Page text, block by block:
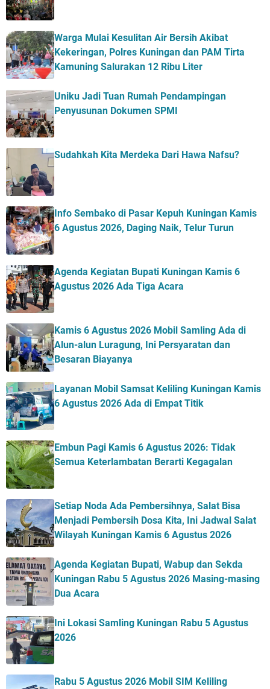
Warga Mulai Kesulitan Air Bersih Akibat
Kekeringan, Polres Kuningan dan PAM Tirta
Kamuning Salurakan 12 Ribu Liter
Uniku Jadi Tuan Rumah Pendampingan
Penyusunan Dokumen SPMI
Sudahkah Kita Merdeka Dari Hawa Nafsu?
Info Sembako di Pasar Kepuh Kuningan Kamis
6 Agustus 2026, Daging Naik, Telur Turun
Agenda Kegiatan Bupati Kuningan Kamis 6
Agustus 2026 Ada Tiga Acara
Kamis 6 Agustus 2026 Mobil Samling Ada di
Alun-alun Luragung, Ini Persyaratan dan
Besaran Biayanya
Layanan Mobil Samsat Keliling Kuningan Kamis
6 Agustus 2026 Ada di Empat Titik
Embun Pagi Kamis 6 Agustus 2026: Tidak
Semua Keterlambatan Berarti Kegagalan
Setiap Noda Ada Pembersihnya, Salat Bisa
Menjadi Pembersih Dosa Kita, Ini Jadwal Salat
Wilayah Kuningan Kamis 6 Agustus 2026
Agenda Kegiatan Bupati, Wabup dan Sekda
Kuningan Rabu 5 Agustus 2026 Masing-masing
Dua Acara
Ini Lokasi Samling Kuningan Rabu 5 Agustus
2026
Rabu 5 Agustus 2026 Mobil SIM Keliling